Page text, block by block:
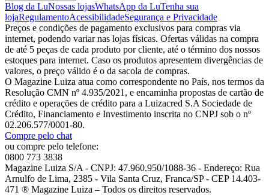
Blog da LuNossas lojasWhatsApp da LuTenha sua
lojaRegulamentoAcessibilidadeSegurança e Privacidade
Preços e condições de pagamento exclusivos para compras via
internet, podendo variar nas lojas físicas. Ofertas válidas na compra
de até 5 peças de cada produto por cliente, até o término dos nossos
estoques para internet. Caso os produtos apresentem divergências de
valores, o preço válido é o da sacola de compras.
O Magazine Luiza atua como correspondente no País, nos termos da
Resolução CMN nº 4.935/2021, e encaminha propostas de cartão de
crédito e operações de crédito para a Luizacred S.A Sociedade de
Crédito, Financiamento e Investimento inscrita no CNPJ sob o nº
02.206.577/0001-80.
Compre pelo chat
ou compre pelo telefone:
0800 773 3838
Magazine Luiza S/A - CNPJ: 47.960.950/1088-36 - Endereço: Rua
Arnulfo de Lima, 2385 - Vila Santa Cruz, Franca/SP - CEP 14.403-
471 ® Magazine Luiza – Todos os direitos reservados.